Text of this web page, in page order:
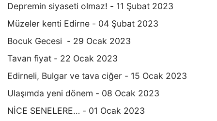
Depremin siyaseti olmaz! - 11 Şubat 2023
Müzeler kenti Edirne - 04 Şubat 2023
Bocuk Gecesi - 29 Ocak 2023
Tavan fiyat - 22 Ocak 2023
Edirneli, Bulgar ve tava ciğer - 15 Ocak 2023
Ulaşımda yeni dönem - 08 Ocak 2023
NİCE SENELERE… - 01 Ocak 2023